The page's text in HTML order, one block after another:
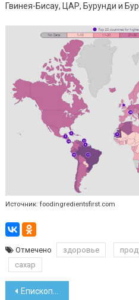
Гвинея-Бисау, ЦАР, Бурунди и
Источник: foodingredientsfirst.com
Отмечено здоровье
сахар
Навигация
Епископы США помогут реабилитационному центру в Боровлянах